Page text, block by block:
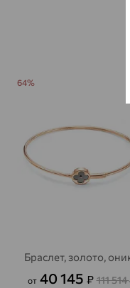
Браслет, золото,
от 40 145 ₽ 111 514
64%